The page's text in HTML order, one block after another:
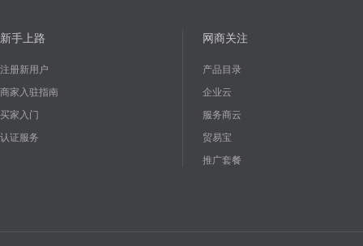
新手上路
注册新用户
商家入驻指南
买家入门
认证服务
网商关注
产品目录
企业云
服务商云
贸易宝
推广套餐